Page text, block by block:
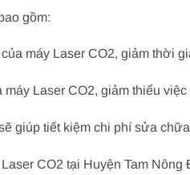
gồm:
máy Laser CO2, giảm thời
Laser CO2, giảm thiểu
giúp tiết kiệm chi phí sửa
CO2 tại Huyện Tam